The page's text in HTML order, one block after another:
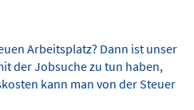
Arbeitsplatz? Dann ist unser
der Jobsuche zu tun haben,
kann man von der Steuer